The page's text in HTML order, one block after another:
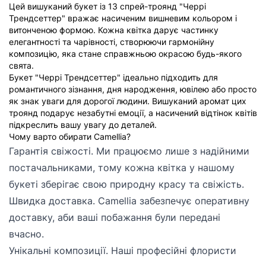
Цей вишуканий букет із 13 спрей-троянд "Черрі
Трендсеттер" вражає насиченим вишневим кольором і
витонченою формою. Кожна квітка дарує частинку
елегантності та чарівності, створюючи гармонійну
композицію, яка стане справжньою окрасою будь-якого
свята.
Букет "Черрі Трендсеттер" ідеально підходить для
романтичного зізнання, дня народження, ювілею або просто
як знак уваги для дорогої людини. Вишуканий аромат цих
троянд подарує незабутні емоції, а насичений відтінок квітів
підкреслить вашу увагу до деталей.
Чому варто обирати Camellia?
Гарантія свіжості. Ми працюємо лише з надійними
постачальниками, тому кожна квітка у нашому
букеті зберігає свою природну красу та свіжість.
Швидка доставка. Camellia забезпечує оперативну
доставку, аби ваші побажання були передані
вчасно.
Унікальні композиції. Наші професійні флористи